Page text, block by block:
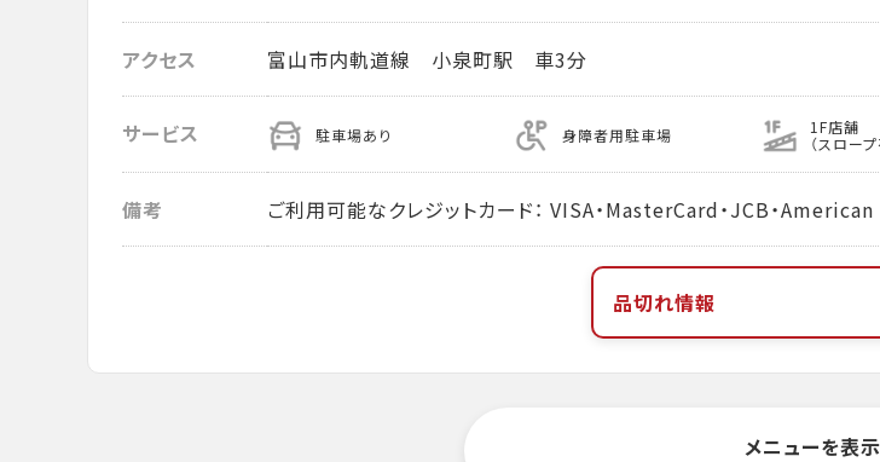
アクセス 富山市内軌道線 小泉町駅 車3分
サービス 駐車場あり 身障者用駐車場 1F店舗
（スロープ
備考 ご利用可能なクレジットカード： VISA・MasterCard・JCB・
品切れ情報
メニューを表示